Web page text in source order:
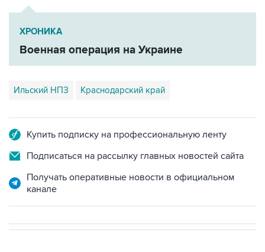
ХРОНИКА
Военная операция на Украине
Ильский НПЗ Краснодарский край
Купить подписку на профессиональную ленту
Подписаться на рассылку главных новостей сайта
Получать оперативные новости в официальном
канале